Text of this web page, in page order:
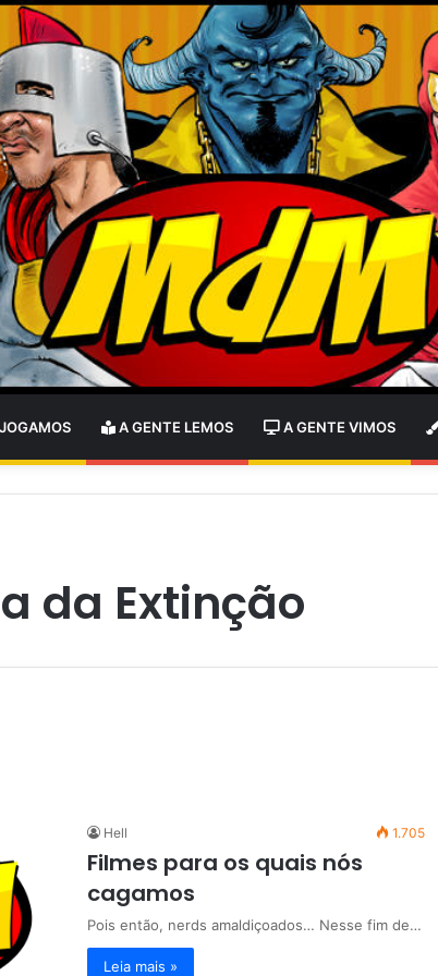
A GENTE LEMOS A GENTE VIMOS
da Extinção
Hell 1.705
Filmes para os quais nós
cagamos
Pois então, nerds amaldiçoados… Nesse fim de…
Leia mais »